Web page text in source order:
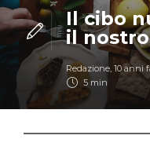
Il cibo
il
Redazione, 10 anni
5 min